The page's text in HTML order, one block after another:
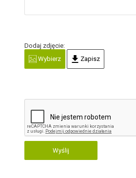
Dodaj zdjęcie:
Wybierz
Zapisz
Wyślij